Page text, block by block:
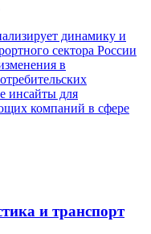
динамику и
сектора России
в
инсайты для
компаний в сфере
и транспорт